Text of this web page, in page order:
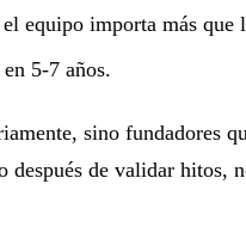
equipo importa más que
en 5-7 años.
sino fundadores
de validar hitos,